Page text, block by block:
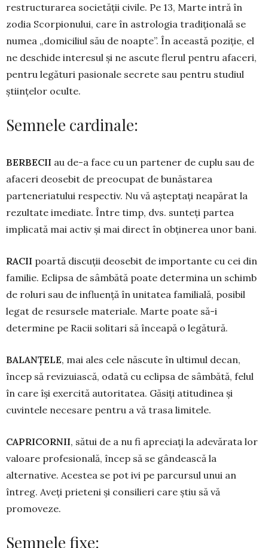
restructurarea societății civile. Pe 13, Marte intră în
zodia Scor­pionului, care în astrologia tra­dițională se
nu­mea „domiciliul său de noapte”. În aceas­tă po­ziție, el
ne deschide interesul și ne as­cute flerul pentru afaceri,
pentru le­gături pasionale secrete sau pentru studiul
știin­țelor oculte.
Semnele cardinale:
BERBECII au de-a face cu un partener de cuplu sau de
afaceri deosebit de preo­cupat de bunăstarea
parteneriatului res­pectiv. Nu vă așteptați neapărat la
rezultate imediate. Între timp, dvs. sunteți partea
implicată mai activ și mai direct în obținerea unor bani.
RACII poartă discuții deosebit de im­portante cu cei din
familie. Eclipsa de sâm­bătă poate determina un schimb
de roluri sau de influență în unitatea fa­mi­lială, posibil
legat de resursele materiale. Marte poa­te să-i
determine pe Racii solitari să înceapă o legătură.
BALANȚELE, mai ales cele născute în ultimul decan,
încep să revizuiască, odată cu eclipsa de sâmbătă, felul
în care își exercită autoritatea. Găsiți atitudinea și
cuvintele necesare pentru a vă trasa limitele.
CAPRICORNII, sătui de a nu fi apreciați la ade­vărata lor
valoare profesională, în­cep să se gândească la
alternative. Acestea se pot ivi pe parcursul unui an
întreg. Aveți prieteni și consilieri care știu să vă
promoveze.
Semnele fixe: